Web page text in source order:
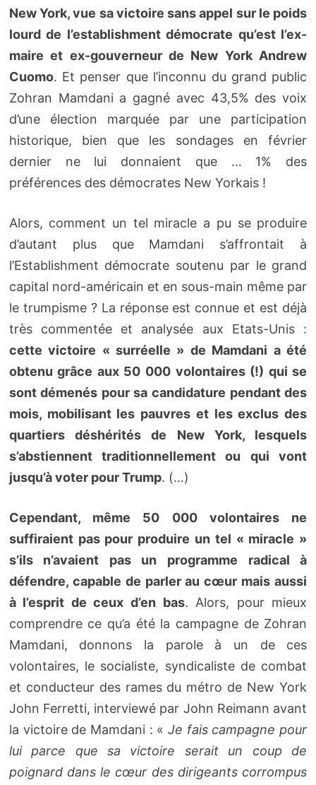
New York, vue sa victoire sans appel sur le poids
lourd de l’establishment démocrate qu’est l’ex-
maire et ex-gouverneur de New York Andrew
Cuomo. Et penser que l’inconnu du grand public
Zohran Mamdani a gagné avec 43,5% des voix
d’une élection marquée par une participation
historique, bien que les sondages en février
dernier ne lui donnaient que … 1% des
préférences des démocrates New Yorkais !
Alors, comment un tel miracle a pu se produire
d’autant plus que Mamdani s’affrontait à
l’Establishment démocrate soutenu par le grand
capital nord-américain et en sous-main même par
le trumpisme ? La réponse est connue et est déjà
très commentée et analysée aux Etats-Unis :
cette victoire « surréelle » de Mamdani a été
obtenu grâce aux 50 000 volontaires (!) qui se
sont démenés pour sa candidature pendant des
mois, mobilisant les pauvres et les exclus des
quartiers déshérités de New York, lesquels
s’abstiennent traditionnellement ou qui vont
jusqu’à voter pour Trump. (…)
Cependant, même 50 000 volontaires ne
suffiraient pas pour produire un tel « miracle »
s’ils n’avaient pas un programme radical à
défendre, capable de parler au cœur mais aussi
à l’esprit de ceux d’en bas. Alors, pour mieux
comprendre ce qu’a été la campagne de Zohran
Mamdani, donnons la parole à un de ces
volontaires, le socialiste, syndicaliste de combat
et conducteur des rames du métro de New York
John Ferretti, interviewé par John Reimann avant
la victoire de Mamdani : «Je fais campagne pour
lui parce que sa victoire serait un coup de
poignard dans le cœur des dirigeants corrompus